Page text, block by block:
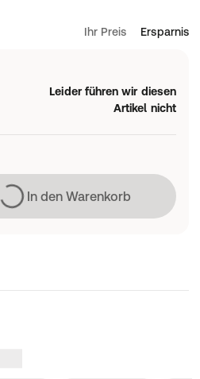
Ihr Preis Ersparnis
Leider führen wir diesen
Artikel nicht
LädtIn den Warenkorb